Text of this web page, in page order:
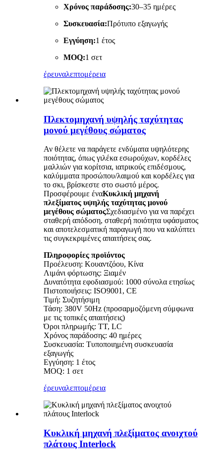
Χρόνος παράδοσης:30–35 ημέρες
Συσκευασία:Πρότυπο εξαγωγής
Εγγύηση:1 έτος
MOQ:1 σετ
έρευναλεπτομέρεια
Πλεκτομηχανή υψηλής ταχύτητας
μονού μεγέθους σώματος
Αν θέλετε να παράγετε ενδύματα υψηλότερης
ποιότητας, όπως γιλέκα εσωρούχων, κορδέλες
μαλλιών για κορίτσια, ιατρικούς επιδέσμους,
καλύμματα προσώπου/λαιμού και κορδέλες για
το σκι, βρίσκεστε στο σωστό μέρος.
Προσφέρουμε έναΚυκλική μηχανή
πλεξίματος υψηλής ταχύτητας μονού
μεγέθους σώματοςΣχεδιασμένο για να παρέχει
σταθερή απόδοση, σταθερή ποιότητα υφάσματος
και αποτελεσματική παραγωγή που να καλύπτει
τις συγκεκριμένες απαιτήσεις σας.
Πληροφορίες προϊόντος
Προέλευση: Κουαντζόου, Κίνα
Λιμάνι φόρτωσης: Ξιαμέν
Δυνατότητα εφοδιασμού: 1000 σύνολα ετησίως
Πιστοποιήσεις: ISO9001, CE
Τιμή: Συζητήσιμη
Τάση: 380V 50Hz (προσαρμοζόμενη σύμφωνα
με τις τοπικές απαιτήσεις)
Όροι πληρωμής: TT, LC
Χρόνος παράδοσης: 40 ημέρες
Συσκευασία: Τυποποιημένη συσκευασία
εξαγωγής
Εγγύηση: 1 έτος
MOQ: 1 σετ
έρευναλεπτομέρεια
Κυκλική μηχανή πλεξίματος ανοιχτού
πλάτους Interlock